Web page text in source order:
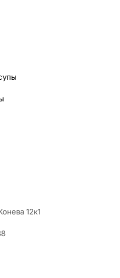
12к1